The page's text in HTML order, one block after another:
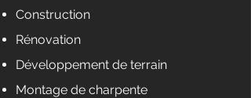
Construction
Rénovation
Développement de terrain
Montage de charpente